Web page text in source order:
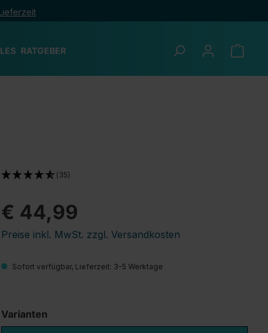
RATGEBER
€ 44,99
Preise inkl. MwSt. zzgl. Versandkosten
(35)
Sofort verfügbar, Lieferzeit: 3-5 Werktage
Varianten